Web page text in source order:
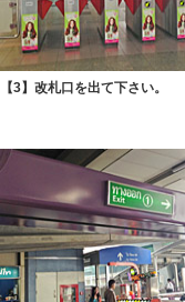
【3】改札口を出て下さい。